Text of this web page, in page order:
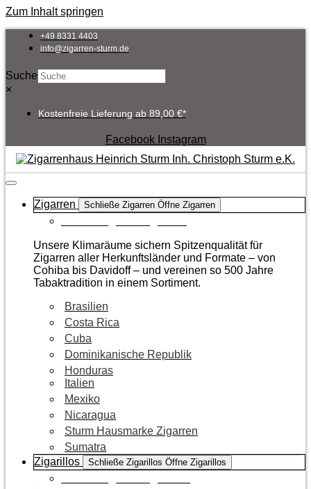
Zum Inhalt springen
+49 8331 4403
info@zigarren-sturm.de
Suche
×
Kostenfreie Lieferung ab 89,00 €*
Facebook Instagram
Zigarren Schließe Zigarren Öffne Zigarren
Unsere Klimaräume sichern Spitzenqualität für
Zigarren aller Herkunftsländer und Formate – von
Cohiba bis Davidoff – und vereinen so 500 Jahre
Tabaktradition in einem Sortiment.
Brasilien
Costa Rica
Cuba
Dominikanische Republik
Honduras
Italien
Mexiko
Nicaragua
Sturm Hausmarke Zigarren
Sumatra
Zigarillos
Schließe Zigarillos Öffne Zigarillos